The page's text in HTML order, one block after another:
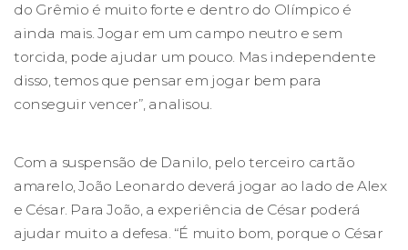
do Grêmio é muito forte e dentro do Olímpico é
ainda mais. Jogar em um campo neutro e sem
torcida, pode ajudar um pouco. Mas independente
disso, temos que pensar em jogar bem para
conseguir vencer”, analisou.
Com a suspensão de Danilo, pelo terceiro cartão
amarelo, João Leonardo deverá jogar ao lado de Alex
e César. Para João, a experiência de César poderá
ajudar muito a defesa. “É muito bom, porque o César